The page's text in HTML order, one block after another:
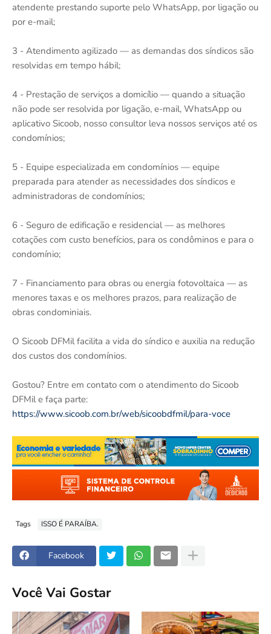
atendente prestando suporte pelo WhatsApp, por ligação ou
por e-mail;
3 - Atendimento agilizado — as demandas dos síndicos são
resolvidas em tempo hábil;
4 - Prestação de serviços a domicílio — quando a situação
não pode ser resolvida por ligação, e-mail, WhatsApp ou
aplicativo Sicoob, nosso consultor leva nossos serviços até os
condomínios;
5 - Equipe especializada em condomínios — equipe
preparada para atender as necessidades dos síndicos e
administradoras de condomínios;
6 - Seguro de edificação e residencial — as melhores
cotações com custo benefícios, para os condôminos e para o
condomínio;
7 - Financiamento para obras ou energia fotovoltaica — as
menores taxas e os melhores prazos, para realização de
obras condominiais.
O Sicoob DFMil facilita a vida do síndico e auxilia na redução
dos custos dos condomínios.
Gostou? Entre em contato com o atendimento do Sicoob
DFMil e faça parte:
https://www.sicoob.com.br/web/sicoobdfmil/para-voce
Tags ISSO É PARAÍBA.
Facebook
Você Vai Gostar